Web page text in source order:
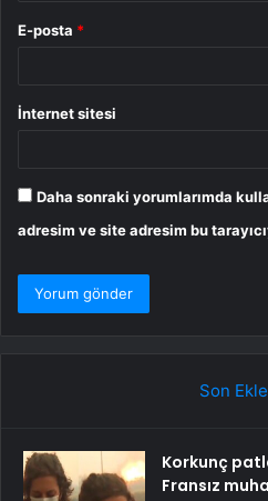
E-posta *
İnternet sitesi
Daha sonraki yorumlarımda
adresim ve site adresim bu
Son
Korkunç
Fransız